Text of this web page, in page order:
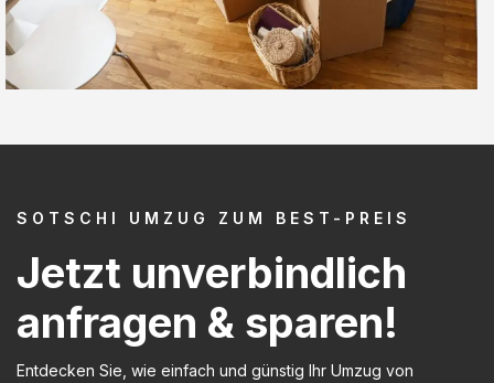
SOTSCHI UMZUG ZUM BEST-PREIS
Jetzt unverbindlich
anfragen & sparen!
Entdecken Sie, wie einfach und günstig Ihr Umzug von